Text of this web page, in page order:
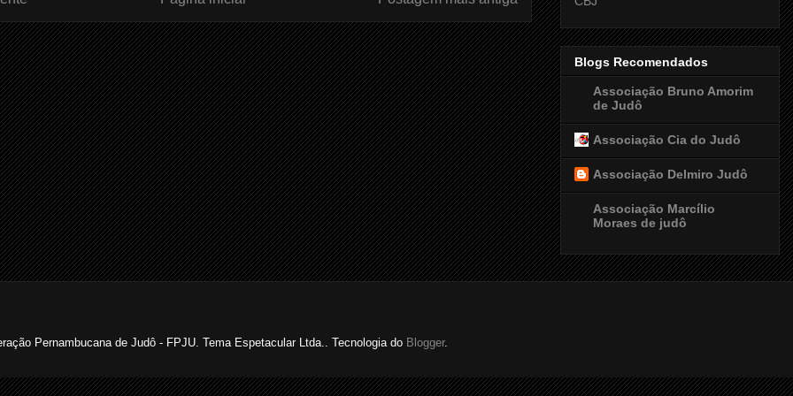
Blogs Recomendados
Associação Bruno Amorim
de Judô
Associação Cia do Judô
Associação Delmiro Judô
Associação Marcílio
Moraes de judô
Pernambucana de Judô - FPJU. Tema Espetacular Ltda.. Tecnologia do Blogger.